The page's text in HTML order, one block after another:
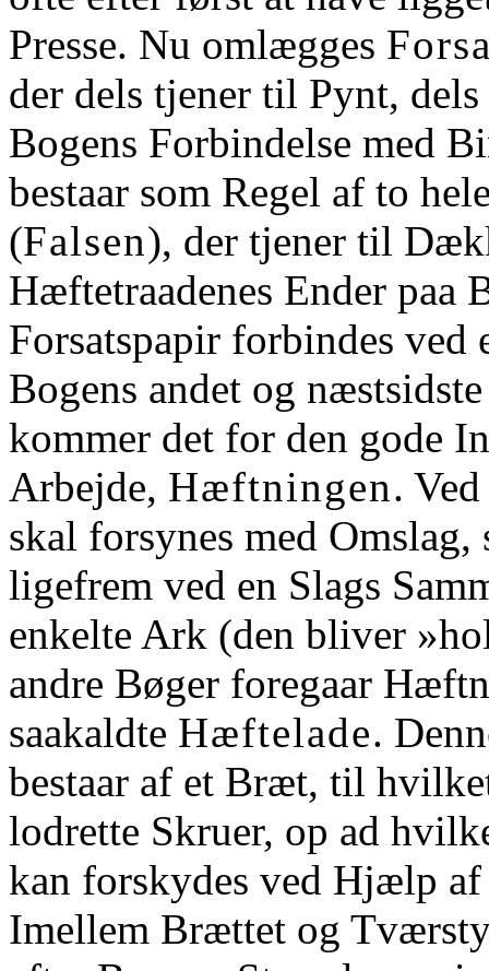
Presse. Nu omlægges
der dels tjener til Pynt,
Bogens Forbindelse med
bestaar som Regel af to
(Falsen), der tjener til
Hæftetraadenes Ender paa
Forsatspapir forbindes
Bogens andet og
kommer det for den gode
Arbejde, Hæftningen.
skal forsynes med
ligefrem ved en Slags
enkelte Ark (den bliver
andre Bøger foregaar
saakaldte Hæftelade.
bestaar af et Bræt, til
lodrette Skruer, op ad
kan forskydes ved Hjælp
Imellem Brættet og